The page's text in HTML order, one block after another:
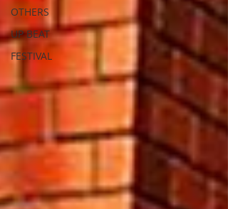
OTHERS
UP BEAT
FESTIVAL